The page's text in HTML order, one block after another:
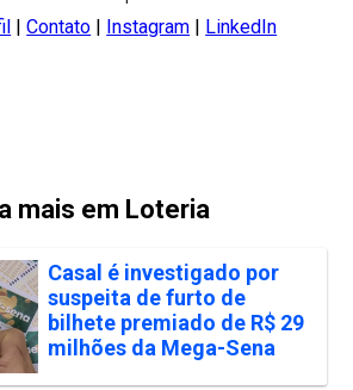
|Contato | Instagram | LinkedIn
mais em Loteria
Casal é investigado por
suspeita de furto de
bilhete premiado de R$ 29
milhões da Mega-Sena